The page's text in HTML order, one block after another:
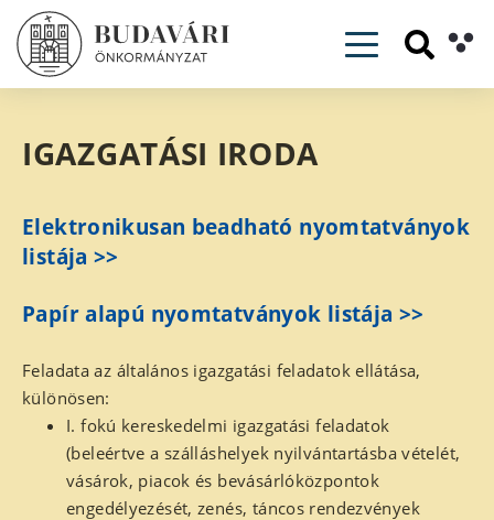
Toggle
IGAZGATÁSI IRODA
Elektronikusan beadható nyomtatványok
listája >>
Papír alapú nyomtatványok listája >>
Feladata az általános igazgatási feladatok ellátása,
különösen:
I. fokú kereskedelmi igazgatási feladatok
(beleértve a szálláshelyek nyilvántartásba vételét,
vásárok, piacok és bevásárlóközpontok
engedélyezését, zenés, táncos rendezvények